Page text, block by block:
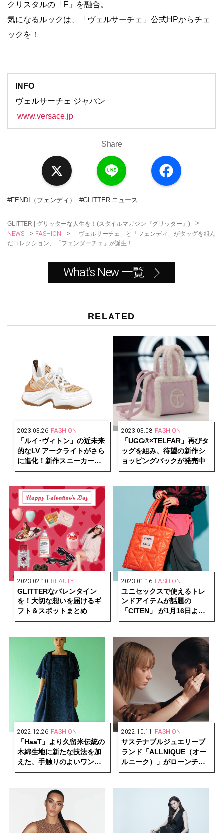
クリスタルの「F」を融合。
気になるルックは、「ヴェルサーチェ」公式HPからチェ
ックを！
INFO
ヴェルサーチェ ジャパン
www.versace.jp
Share
a
c
#FENDI（フェンディ） #GLITTER ニュース
GLITTER | グリッターな人生を！(スタイルマガジン『グリッター』) >
NEWS > FASHION >
「ヴェルサーチェ」と「フェンディ」がタッグを組ん
だコレクション、「フェンダーチェ」が誕生！
What's New 一覧
RELATED
2023.03.26 FASHION
「ルイ･ヴィトン」の近未来
的なLV アークライトがさら
に進化！新作スニーカーが
発売
2023.03.08 FASHION
「UGG®︎×TELFAR」再びタ
ッグを組み、待望の新作シ
ョッピングバックが発売中
2023.02.10 BEAUTY
GLITTERなバレンタイン
を！大切な想いを届けるギ
フト＆スポットまとめ
2023.01.16 FASHION
ユニセックスで使えるトレ
ンドアイテムが話題の
「CITEN」 が1月16日よ
り、代官山蔦屋書店にてポ
2022.12.26 FASHION
「HaaT」より久留米伝統の
木綿生地に新たな技法を加
えた、手触りのよいワンピ
ースやアルパカニットが発
2022.10.11 FASHION
サステナブルジュエリーブ
ランド「ALLNIQUE（オー
ルニーク）」がローンチ。
古澤朋子、小林モー子、福